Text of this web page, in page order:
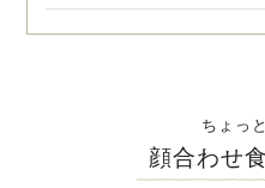
ちょっ
顔合わせ